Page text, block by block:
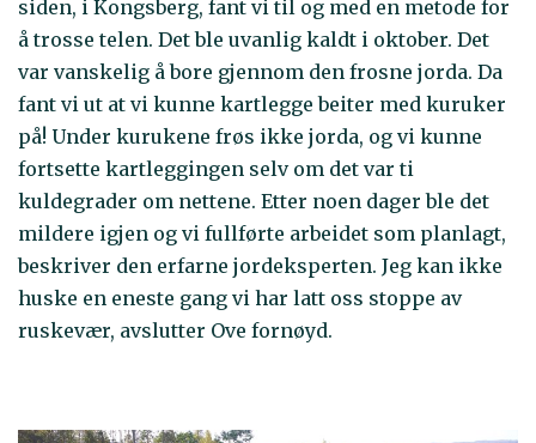
siden, i Kongsberg, fant vi til og med en metode for
å trosse telen. Det ble uvanlig kaldt i oktober. Det
var vanskelig å bore gjennom den frosne jorda. Da
fant vi ut at vi kunne kartlegge beiter med kuruker
på! Under kurukene frøs ikke jorda, og vi kunne
fortsette kartleggingen selv om det var ti
kuldegrader om nettene. Etter noen dager ble det
mildere igjen og vi fullførte arbeidet som planlagt,
beskriver den erfarne jordeksperten. Jeg kan ikke
huske en eneste gang vi har latt oss stoppe av
ruskevær, avslutter Ove fornøyd.